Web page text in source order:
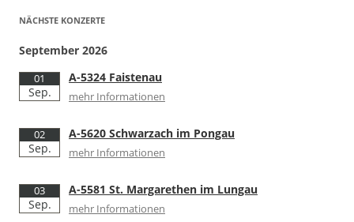
NÄCHSTE KONZERTE
September 2026
01
Sep.
A-5324 Faistenau
mehr Informationen
02
Sep.
A-5620 Schwarzach im Pongau
mehr Informationen
03
Sep.
A-5581 St. Margarethen im Lungau
mehr Informationen